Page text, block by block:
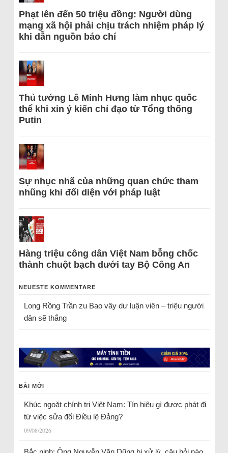
Phạt lên đến 50 triệu đồng: Người dùng
mạng xã hội phải chịu trách nhiệm pháp lý
khi dẫn nguồn báo chí
Thủ tướng Lê Minh Hưng làm nhục quốc
thể khi xin ý kiến chỉ đạo từ Tổng thống
Putin
Sự nhục nhã của những quan chức tham
nhũng khi đối diện với pháp luật
Hàng triệu công dân Việt Nam bỗng chốc
thành chuột bạch dưới tay Bộ Công An
NEUESTE KOMMENTARE
Long Rồng Trầnzu Bao vây dư luận viên – triệu người
dân sẽ thắng
BÀI MỚI
Khúc ngoặt chính trị Việt Nam: Tín hiệu gì được phát đi
từ việc sửa đổi Điều lệ Đảng?
09/08/2026